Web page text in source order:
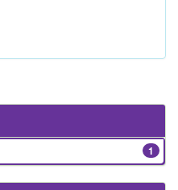
1